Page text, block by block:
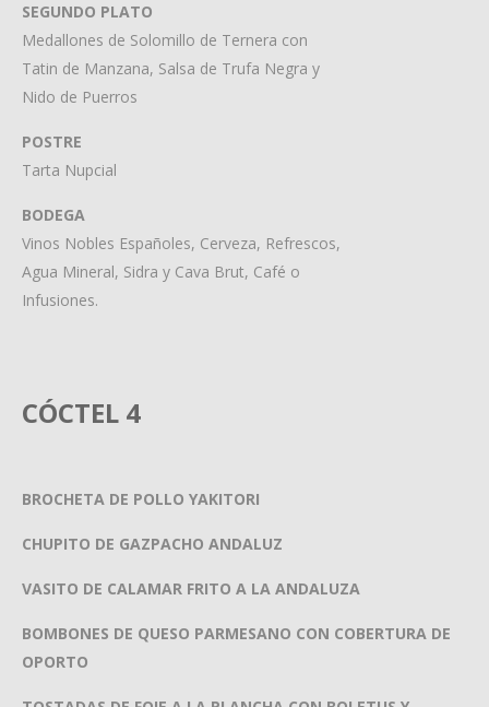
SEGUNDO PLATO
Medallones de Solomillo de Ternera con
Tatin de Manzana, Salsa de Trufa Negra y
Nido de Puerros
POSTRE
Tarta Nupcial
BODEGA
Vinos Nobles Españoles, Cerveza, Refrescos,
Agua Mineral, Sidra y Cava Brut, Café o
Infusiones.
CÓCTEL 4
BROCHETA DE POLLO YAKITORI
CHUPITO DE GAZPACHO ANDALUZ
VASITO DE CALAMAR FRITO A LA ANDALUZA
BOMBONES DE QUESO PARMESANO CON COBERTURA DE
OPORTO